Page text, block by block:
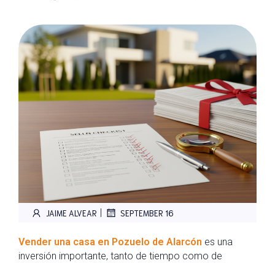
JAIME ALVEAR SEPTEMBER 16
Vender una casa en Pozuelo de Alarcón es una
inversión importante, tanto de tiempo como de